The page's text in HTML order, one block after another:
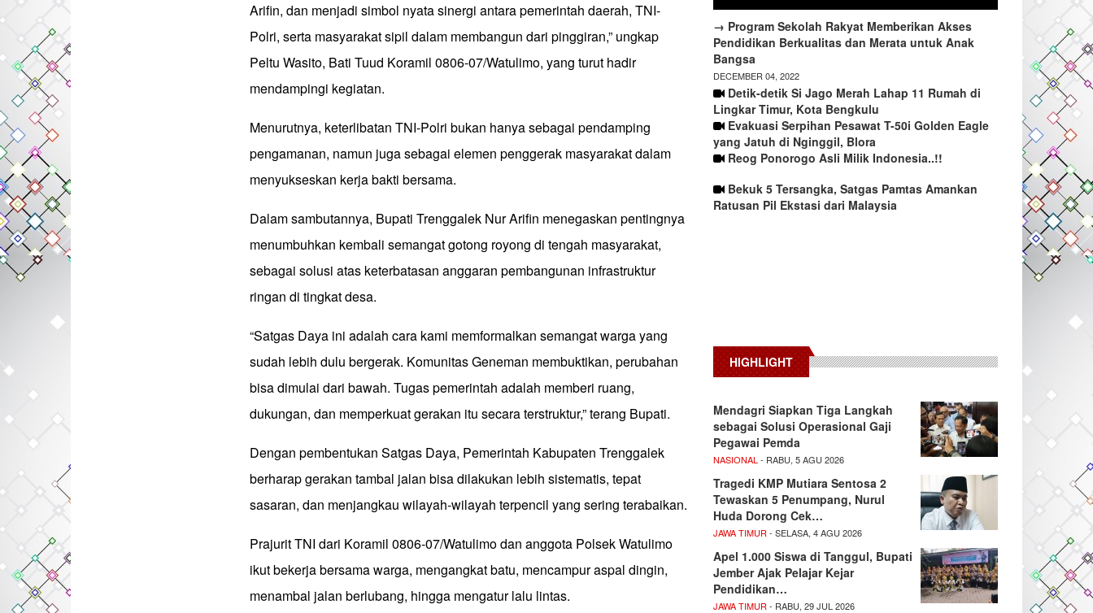
Arifin, dan menjadi simbol nyata sinergi antara pemerintah daerah, TNI-
Polri, serta masyarakat sipil dalam membangun dari pinggiran,” ungkap
Peltu Wasito, Bati Tuud Koramil 0806-07/Watulimo, yang turut hadir
mendampingi kegiatan.
Menurutnya, keterlibatan TNI-Polri bukan hanya sebagai pendamping
pengamanan, namun juga sebagai elemen penggerak masyarakat dalam
menyukseskan kerja bakti bersama.
Dalam sambutannya, Bupati Trenggalek Nur Arifin menegaskan pentingnya
menumbuhkan kembali semangat gotong royong di tengah masyarakat,
sebagai solusi atas keterbatasan anggaran pembangunan infrastruktur
ringan di tingkat desa.
“Satgas Daya ini adalah cara kami memformalkan semangat warga yang
sudah lebih dulu bergerak. Komunitas Geneman membuktikan, perubahan
bisa dimulai dari bawah. Tugas pemerintah adalah memberi ruang,
dukungan, dan memperkuat gerakan itu secara terstruktur,” terang Bupati.
Dengan pembentukan Satgas Daya, Pemerintah Kabupaten Trenggalek
berharap gerakan tambal jalan bisa dilakukan lebih sistematis, tepat
sasaran, dan menjangkau wilayah-wilayah terpencil yang sering terabaikan.
Prajurit TNI dari Koramil 0806-07/Watulimo dan anggota Polsek Watulimo
ikut bekerja bersama warga, mengangkat batu, mencampur aspal dingin,
menambal jalan berlubang, hingga mengatur lalu lintas.
→ Program Sekolah Rakyat Memberikan Akses
Pendidikan Berkualitas dan Merata untuk Anak
Bangsa
DECEMBER 04, 2022
Detik-detik Si Jago Merah Lahap 11 Rumah di
Lingkar Timur, Kota Bengkulu
Evakuasi Serpihan Pesawat T-50i Golden Eagle
yang Jatuh di Nginggil, Blora
Reog Ponorogo Asli Milik Indonesia..!!
Bekuk 5 Tersangka, Satgas Pamtas Amankan
Ratusan Pil Ekstasi dari Malaysia
HIGHLIGHT
Mendagri Siapkan Tiga Langkah
sebagai Solusi Operasional Gaji
Pegawai Pemda
NASIONAL - RABU, 5 AGU 2026
Tragedi KMP Mutiara Sentosa 2
Tewaskan 5 Penumpang, Nurul
Huda Dorong Cek…
JAWA TIMUR - SELASA, 4 AGU 2026
Apel 1.000 Siswa di Tanggul, Bupati
Jember Ajak Pelajar Kejar
Pendidikan…
JAWA TIMUR - RABU, 29 JUL 2026